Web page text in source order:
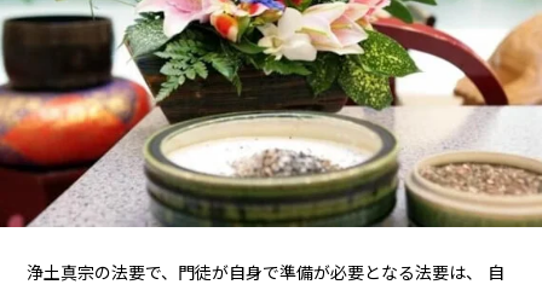
浄土真宗の法要で、門徒が自身で準備が必要となる法要は、 自